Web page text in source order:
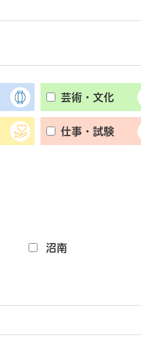
芸術・文化
仕事・試験
沼南